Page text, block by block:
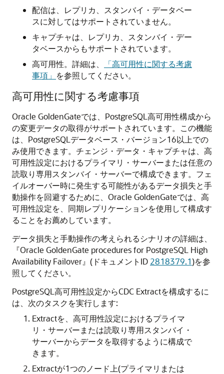
配信は、レプリカ、スタンバイ・データベー
スに対してはサポートされていません。
キャプチャは、レプリカ、スタンバイ・デー
タベースからもサポートされています。
高可用性。詳細は、
「高可用性に関する考慮
事項」 を参照してください。
高可用性に関する考慮事項
Oracle GoldenGateでは、PostgreSQL高可用性構成から
の変更データの取得がサポートされています。この機能
は、PostgreSQLデータベース・バージョン16以上での
み使用できます。チェンジ・データ・キャプチャは、高
可用性設定におけるプライマリ・サーバーまたは任意の
読取り専用スタンバイ・サーバーで構成できます。フェ
イルオーバー時に発生する可能性があるデータ損失と手
動操作を回避するために、Oracle GoldenGateでは、高
可用性設定を、同期レプリケーションを使用して構成す
ることをお薦めしています。
データ損失と手動操作の考えられるシナリオの詳細は、
『Oracle GoldenGate procedures for PostgreSQL High
Availability Failover』(ドキュメントID 2818379.1)を参
照してください。
PostgreSQL高可用性設定からCDC Extractを構成するに
は、次のタスクを実行します:
Extractを、高可用性設定におけるプライマ
リ・サーバーまたは読取り専用スタンバイ・
サーバーからデータを取得するように構成で
きます。
Extractが1つのノード上(プライマリまたは